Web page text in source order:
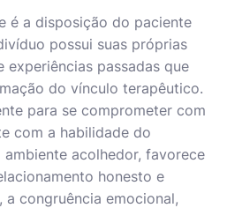
é a disposição do paciente
possui suas próprias
experiências passadas que
do vínculo terapêutico.
para se comprometer com
com a habilidade do
acolhedor, favorece
honesto e
congruência emocional,